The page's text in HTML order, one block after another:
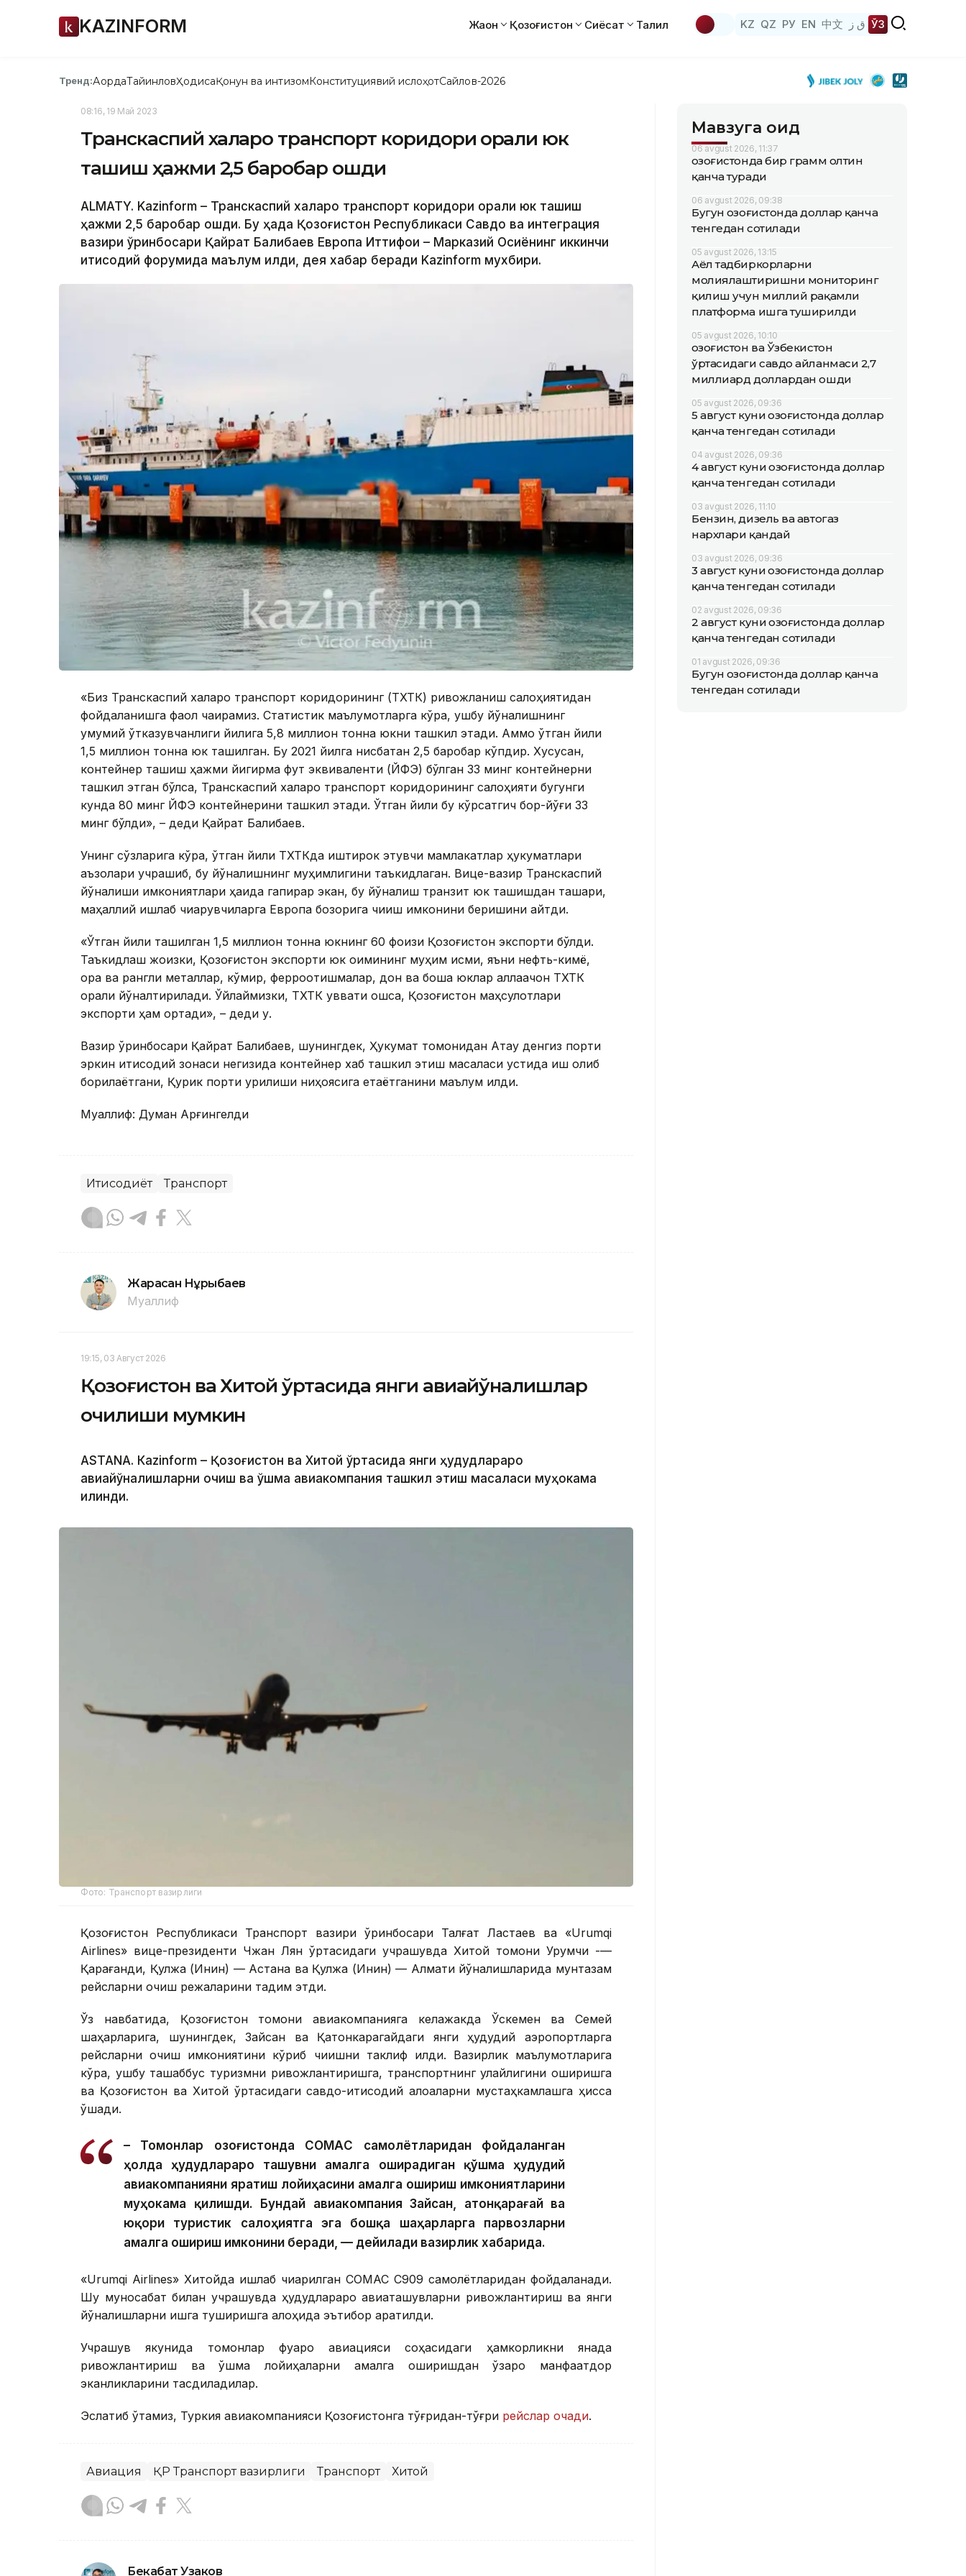
KAZINFORM Жаҳон Қозоғистон Сиёсат Таҳлил KZ QZ РУ EN 中文 ق ز ЎЗ
Тренд:АқордаТайинловҲодисаҚонун ва интизомКонституциявий ислоҳотСайлов-2026
08:16, 19 Май 2023
Транскаспий халқаро транспорт коридори орқали юк
ташиш ҳажми 2,5 баробар ошди
ALMATY. Kazinform – Транскаспий халқаро транспорт коридори орқали юк ташиш
ҳажми 2,5 баробар ошди. Бу ҳақда Қозоғистон Республикаси Савдо ва интеграция
вазири ўринбосари Қайрат Балиқбаев Европа Иттифоқи – Марказий Осиёнинг иккинчи
иқтисодий форумида маълум қилди, дея хабар беради Kazinform мухбири.
«Биз Транскаспий халқаро транспорт коридорининг (ТХТК) ривожланиш салоҳиятидан
фойдаланишга фаол чақирамиз. Статистик маълумотларга кўра, ушбу йўналишнинг
умумий ўтказувчанлиги йилига 5,8 миллион тонна юкни ташкил этади. Аммо ўтган йили
1,5 миллион тонна юк ташилган. Бу 2021 йилга нисбатан 2,5 баробар кўпдир. Хусусан,
контейнер ташиш ҳажми йигирма фут эквиваленти (ЙФЭ) бўлган 33 минг контейнерни
ташкил этган бўлса, Транскаспий халқаро транспорт коридорининг салоҳияти бугунги
кунда 80 минг ЙФЭ контейнерини ташкил этади. Ўтган йили бу кўрсатгич бор-йўғи 33
минг бўлди», – деди Қайрат Балиқбаев.
Унинг сўзларига кўра, ўтган йили ТХТКда иштирок этувчи мамлакатлар ҳукуматлари
аъзолари учрашиб, бу йўналишнинг муҳимлигини таъкидлаган. Вице-вазир Транскаспий
йўналиши имкониятлари ҳақида гапирар экан, бу йўналиш транзит юк ташишдан ташқари,
маҳаллий ишлаб чиқарувчиларга Европа бозорига чиқиш имконини беришини айтди.
«Ўтган йили ташилган 1,5 миллион тонна юкнинг 60 фоизи Қозоғистон экспорти бўлди.
Таъкидлаш жоизки, Қозоғистон экспорти юк оқимининг муҳим қисми, яъни нефть-кимё,
қора ва рангли металлар, кўмир, ферроқотишмалар, дон ва бошқа юклар аллақачон ТХТК
орқали йўналтирилади. Ўйлаймизки, ТХТК қуввати ошса, Қозоғистон маҳсулотлари
экспорти ҳам ортади», – деди у.
Вазир ўринбосари Қайрат Балиқбаев, шунингдек, Ҳукумат томонидан Ақтау денгиз порти
эркин иқтисодий зонаси негизида контейнер хаб ташкил этиш масаласи устида иш олиб
борилаётгани, Қурик порти қурилиши ниҳоясига етаётганини маълум қилди.
Муаллиф: Думан Арғингелди
Иқтисодиёт Транспорт
Жарасқан Нұрыбаев
Муаллиф
19:15, 03 Август 2026
Қозоғистон ва Хитой ўртасида янги авиайўналишлар
очилиши мумкин
ASTANА. Кazinform – Қозоғистон ва Хитой ўртасида янги ҳудудлараро
авиайўналишларни очиш ва қўшма авиакомпания ташкил этиш масаласи муҳокама
қилинди.
Фото: Транспорт вазирлиги
Қозоғистон Республикаси Транспорт вазири ўринбосари Талғат Ластаев ва «Urumqi
Airlines» вице-президенти Чжан Лян ўртасидаги учрашувда Хитой томони Урумчи -—
Қарағанди, Қулжа (Инин) — Астана ва Қулжа (Инин) — Алмати йўналишларида мунтазам
рейсларни очиш режаларини тақдим этди.
Ўз навбатида, Қозоғистон томони авиакомпанияга келажакда Ўскемен ва Семей
шаҳарларига, шунингдек, Зайсан ва Қатонкарагайдаги янги ҳудудий аэропортларга
рейсларни очиш имкониятини кўриб чиқишни таклиф қилди. Вазирлик маълумотларига
кўра, ушбу ташаббус туризмни ривожлантиришга, транспортнинг қулайлигини оширишга
ва Қозоғистон ва Хитой ўртасидаги савдо-иқтисодий алоқаларни мустаҳкамлашга ҳисса
қўшади.
– Томонлар Қозоғистонда CОМАC самолётларидан фойдаланган
ҳолда ҳудудлараро ташувни амалга оширадиган қўшма ҳудудий
авиакомпанияни яратиш лойиҳасини амалга ошириш имкониятларини
муҳокама қилишди. Бундай авиакомпания Зайсан, Қатонқарағай ва
юқори туристик салоҳиятга эга бошқа шаҳарларга парвозларни
амалга ошириш имконини беради, — дейилади вазирлик хабарида.
«Urumqi Airlines» Хитойда ишлаб чиқарилган COMAC C909 самолётларидан фойдаланади.
Шу муносабат билан учрашувда ҳудудлараро авиаташувларни ривожлантириш ва янги
йўналишларни ишга туширишга алоҳида эътибор қаратилди.
Учрашув якунида томонлар фуқаро авиацияси соҳасидаги ҳамкорликни янада
ривожлантириш ва қўшма лойиҳаларни амалга оширишдан ўзаро манфаатдор
эканликларини тасдиқладилар.
Эслатиб ўтамиз, Туркия авиакомпанияси Қозоғистонга тўғридан-тўғри рейслар очади.
Авиация ҚР Транспорт вазирлиги Транспорт Хитой
Бекабат Узаков
Мавзуга оид
06 avgust 2026, 11:37
Қозоғистонда бир грамм олтин
қанча туради
06 avgust 2026, 09:38
Бугун Қозоғистонда доллар қанча
тенгедан сотилади
05 avgust 2026, 13:15
Аёл тадбиркорларни
молиялаштиришни мониторинг
қилиш учун миллий рақамли
платформа ишга туширилди
05 avgust 2026, 10:10
Қозоғистон ва Ўзбекистон
ўртасидаги савдо айланмаси 2,7
миллиард доллардан ошди
05 avgust 2026, 09:36
5 август куни Қозоғистонда доллар
қанча тенгедан сотилади
04 avgust 2026, 09:36
4 август куни Қозоғистонда доллар
қанча тенгедан сотилади
03 avgust 2026, 11:10
Бензин, дизель ва автогаз
нархлари қандай
03 avgust 2026, 09:36
3 август куни Қозоғистонда доллар
қанча тенгедан сотилади
02 avgust 2026, 09:36
2 август куни Қозоғистонда доллар
қанча тенгедан сотилади
01 avgust 2026, 09:36
Бугун Қозоғистонда доллар қанча
тенгедан сотилади